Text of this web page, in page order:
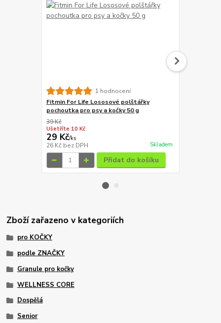
1 hodnocení
Fitmin For Life Lososové polštářky
pochoutka pro psy a kočky 50 g
39 Kč
Ušetříte 10 Kč
29 Kč/ks
26 Kč bez DPH Skladem
Přidat do košíku
Zboží zařazeno v kategoriích
pro KOČKY
podle ZNAČKY
Granule pro kočky
WELLNESS CORE
Dospělá
Senior